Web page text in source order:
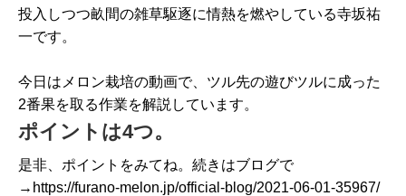
投入しつつ畝間の雑草駆逐に情熱を燃やしている寺坂祐
一です。
今日はメロン栽培の動画で、ツル先の遊びツルに成った
2番果を取る作業を解説しています。
ポイントは4つ。
是非、ポイントをみてね。続きはブログで
→https://furano-melon.jp/official-blog/2021-06-01-35967/